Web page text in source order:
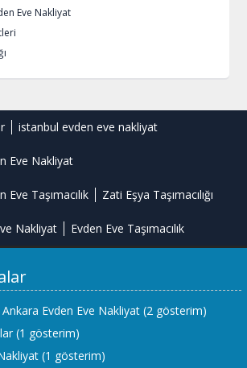
Eve Nakliyat
istanbul evden eve nakliyat
Eve Nakliyat
Eve Taşımacılık Zati Eşya Taşımacılığı
Nakliyat Evden Eve Taşımacılık
Evden Eve Nakliyat (2 gösterim)
(1 gösterim)
(1 gösterim)